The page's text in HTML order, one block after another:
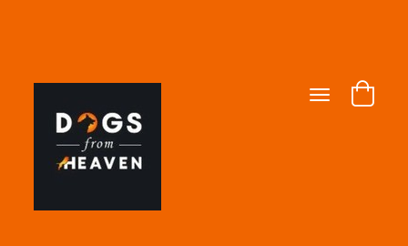
Toggle
navigation